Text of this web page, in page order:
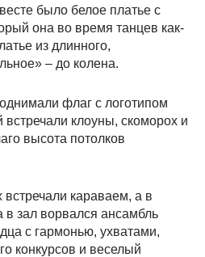
было белое платье с
она во время танцев как-
из длинного,
– до колена.
флаг с логотипом
встречали клоуны, скоморох и
высота потолков
караваем, а в
в зал ворвался ансамбль
с гармонью, ухватами,
конкурсов и веселый